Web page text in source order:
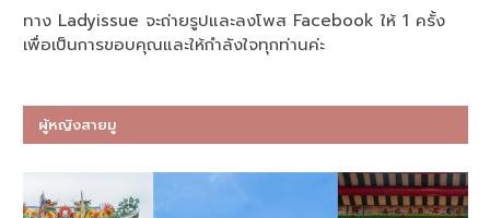
ทาง Ladyissue จะถ่ายรูปและลงโพส Facebook ให้ 1 ครั้ง
เพื่อเป็นการขอบคุณและให้กำลังใจทุกท่านค่ะ
ผู้หญิงสายมู